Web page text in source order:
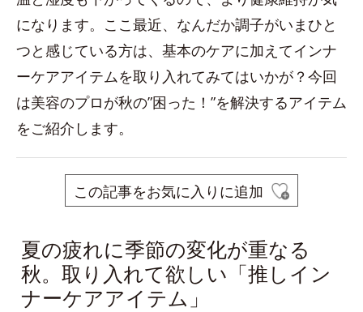
になります。ここ最近、なんだか調子がいまひと
つと感じている方は、基本のケアに加えてインナ
ーケアアイテムを取り入れてみてはいかが？今回
は美容のプロが秋の”困った！”を解決するアイテム
をご紹介します。
この記事をお気に入りに追加
夏の疲れに季節の変化が重なる
秋。取り入れて欲しい「推しイン
ナーケアアイテム」